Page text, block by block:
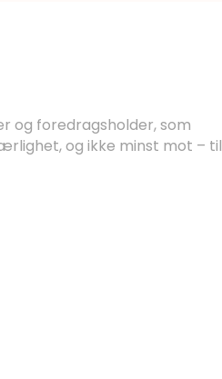
og foredragsholder, som
og ikke minst mot – til